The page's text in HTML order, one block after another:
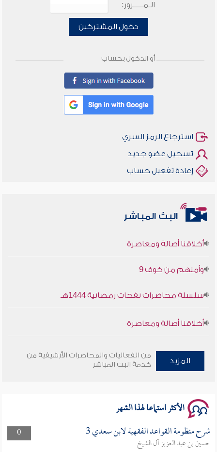
الـمـــــرور:
دخول المشتركين
أو الدخول بحساب
استرجاع الرمز السري
تسجيل عضو جديد
إعادة تفعيل حساب
البث المباشر
سلسلة محاضرات نفحات رمضانية 1444هـ
المزيد
من الفعاليات والمحاضرات الأرشيفية من
خدمة البث المباشر
الأكثر استماعا لهذا الشهر
0 شرح منظومة القواعد الفقهية لابن سعدي 3
حسين بن عبد العزيز آل الشيخ